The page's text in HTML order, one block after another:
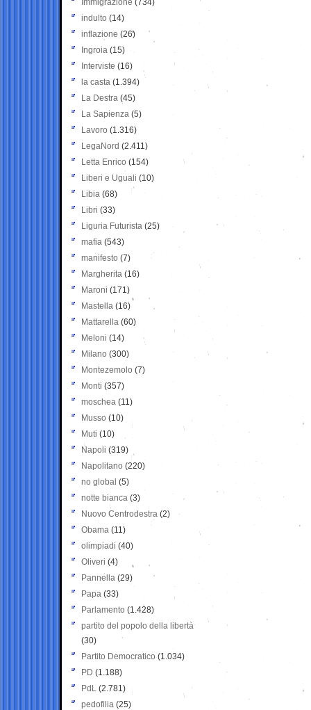
Immigrazione (734)
indulto (14)
inflazione (26)
Ingroia (15)
Interviste (16)
la casta (1.394)
La Destra (45)
La Sapienza (5)
Lavoro (1.316)
LegaNord (2.411)
Letta Enrico (154)
Liberi e Uguali (10)
Libia (68)
Libri (33)
Liguria Futurista (25)
mafia (543)
manifesto (7)
Margherita (16)
Maroni (171)
Mastella (16)
Mattarella (60)
Meloni (14)
Milano (300)
Montezemolo (7)
Monti (357)
moschea (11)
Musso (10)
Muti (10)
Napoli (319)
Napolitano (220)
no global (5)
notte bianca (3)
Nuovo Centrodestra (2)
Obama (11)
olimpiadi (40)
Oliveri (4)
Pannella (29)
Papa (33)
Parlamento (1.428)
partito del popolo della libertà
(30)
Partito Democratico (1.034)
PD (1.188)
PdL (2.781)
pedofilia (25)